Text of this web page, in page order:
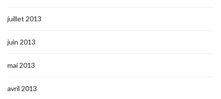
juillet 2013
juin 2013
mai 2013
avril 2013